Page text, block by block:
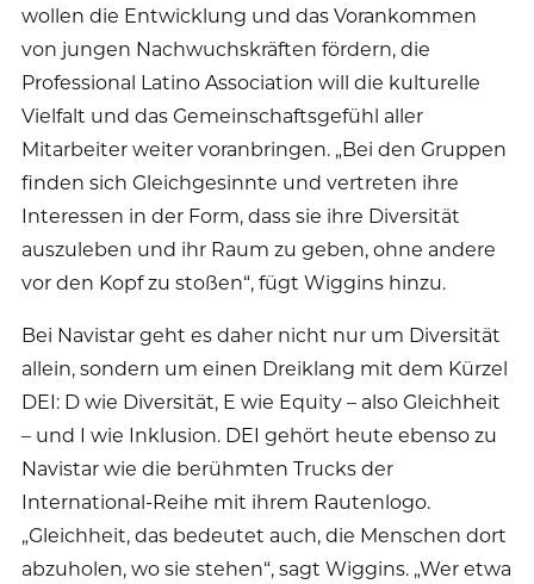
wollen die Entwicklung und das Vorankommen
von jungen Nachwuchskräften fördern, die
Professional Latino Association will die kulturelle
Vielfalt und das Gemeinschaftsgefühl aller
Mitarbeiter weiter voranbringen. „Bei den Gruppen
finden sich Gleichgesinnte und vertreten ihre
Interessen in der Form, dass sie ihre Diversität
auszuleben und ihr Raum zu geben, ohne andere
vor den Kopf zu stoßen“, fügt Wiggins hinzu.
Bei Navistar geht es daher nicht nur um Diversität
allein, sondern um einen Dreiklang mit dem Kürzel
DEI: D wie Diversität, E wie Equity – also Gleichheit
– und I wie Inklusion. DEI gehört heute ebenso zu
Navistar wie die berühmten Trucks der
International-Reihe mit ihrem Rautenlogo.
„Gleichheit, das bedeutet auch, die Menschen dort
abzuholen, wo sie stehen“, sagt Wiggins. „Wer etwa